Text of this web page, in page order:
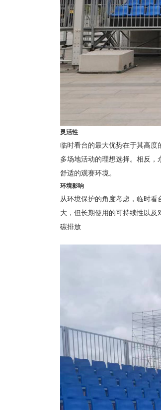
灵活性
临时看台的最大优势在于其高度
多场地活动的理想选择。相反
舒适的观赛环境。
环境影响
从环境保护的角度考虑，临时
大，但长期使用的可持续性以
碳排放